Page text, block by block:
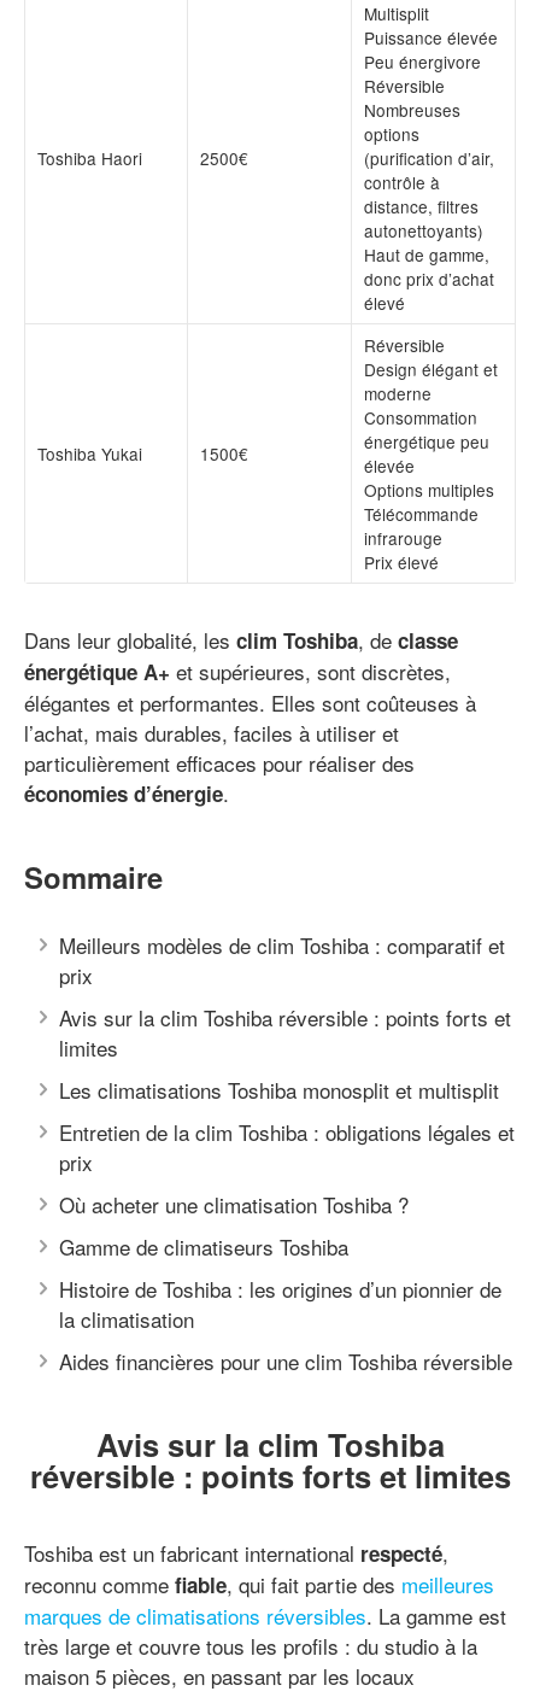
Toshiba Haori 2500€
Multisplit
Puissance élevée
Peu énergivore
Réversible
Nombreuses
options
(purification d’air,
contrôle à
distance, filtres
autonettoyants)
Haut de gamme,
donc prix d’achat
élevé
Toshiba Yukai 1500€
Réversible
Design élégant et
moderne
Consommation
énergétique peu
élevée
Options multiples
Télécommande
infrarouge
Prix élevé
Dans leur globalité, les clim Toshiba, de classe
énergétique A+ et supérieures, sont discrètes,
élégantes et performantes. Elles sont coûteuses à
l’achat, mais durables, faciles à utiliser et
particulièrement efficaces pour réaliser des
économies d’énergie.
Sommaire
Meilleurs modèles de clim Toshiba : comparatif et
prix
Avis sur la clim Toshiba réversible : points forts et
limites
Les climatisations Toshiba monosplit et multisplit
Entretien de la clim Toshiba : obligations légales et
prix
Où acheter une climatisation Toshiba ?
Gamme de climatiseurs Toshiba
Histoire de Toshiba : les origines d’un pionnier de
la climatisation
Aides financières pour une clim Toshiba réversible
Avis sur la clim Toshiba
réversible : points forts et limites
Toshiba est un fabricant international respecté,
reconnu comme fiable, qui fait partie des meilleures
marques de climatisations réversibles. La gamme est
très large et couvre tous les profils : du studio à la
maison 5 pièces, en passant par les locaux